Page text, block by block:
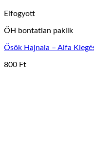
Elfogyott
ŐH bontatlan paklik
Ősök Hajnala – Alfa
800 Ft